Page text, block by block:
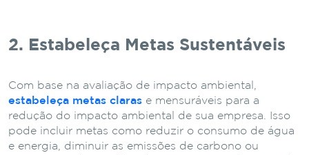
2. Estabeleça Metas Sustentáveis
Com base na avaliação de impacto ambiental,
estabeleça metas claras e mensuráveis para a
redução do impacto ambiental de sua empresa. Isso
pode incluir metas como reduzir o consumo de água
e energia, diminuir as emissões de carbono ou